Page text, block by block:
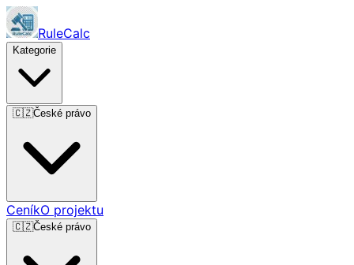
RuleCalc
Kategorie
🇨🇿České právo
CeníkO projektu
🇨🇿České právo